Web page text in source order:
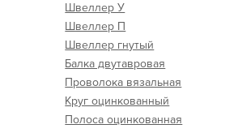
Швеллер У
Швеллер П
Швеллер гнутый
Балка двутавровая
Проволока вязальная
Круг оцинкованный
Полоса оцинкованная